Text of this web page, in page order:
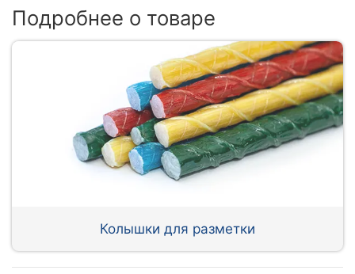
Подробнее о товаре
Колышки для разметки